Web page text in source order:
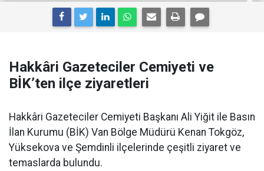
Hakkâri Gazeteciler Cemiyeti ve
BİK’ten ilçe ziyaretleri
Hakkâri Gazeteciler Cemiyeti Başkanı Ali Yiğit ile Basın
İlan Kurumu (BİK) Van Bölge Müdürü Kenan Tokgöz,
Yüksekova ve Şemdinli ilçelerinde çeşitli ziyaret ve
temaslarda bulundu.